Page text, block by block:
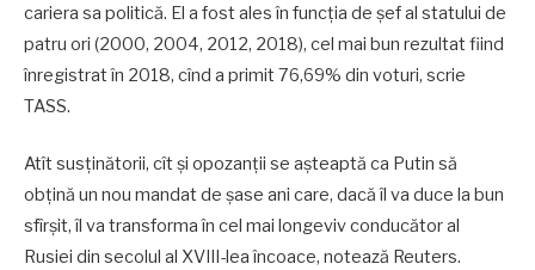
cariera sa politică. El a fost ales în funcţia de şef al statului de
patru ori (2000, 2004, 2012, 2018), cel mai bun rezultat fiind
înregistrat în 2018, cînd a primit 76,69% din voturi, scrie
TASS.
Atît susţinătorii, cît şi opozanţii se aşteaptă ca Putin să
obţină un nou mandat de şase ani care, dacă îl va duce la bun
sfîrşit, îl va transforma în cel mai longeviv conducător al
Rusiei din secolul al XVIII-lea încoace, notează Reuters.